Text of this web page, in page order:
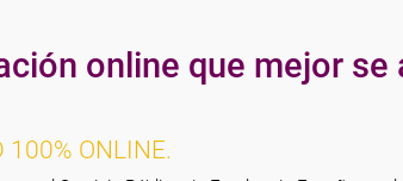
online que mejor se
100% ONLINE.